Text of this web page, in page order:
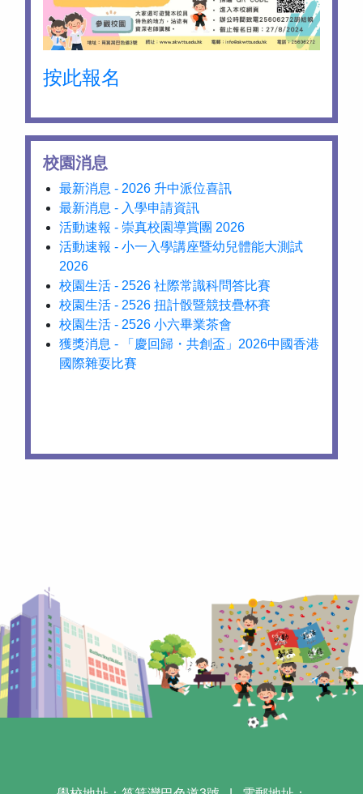
按此報名
校園消息
最新消息 - 2026 升中派位喜訊
最新消息 - 入學申請資訊
活動速報 - 崇真校園導賞團 2026
活動速報 - 小一入學講座暨幼兒體能大測試
2026
校園生活 - 2526 社際常識科問答比賽
校園生活 - 2526 扭計骰暨競技疊杯賽
校園生活 - 2526 小六畢業茶會
獲獎消息 - 「慶回歸・共創盃」2026中國香港
國際雜耍比賽